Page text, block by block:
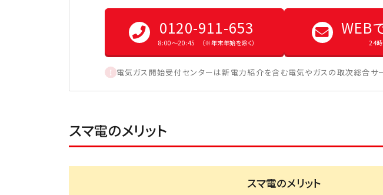
0120-911-653
8:00〜20:45 （※年末年始を除く）
WEB
24
電気ガス開始受付センターは新電力紹介を含む電気やガスの取次総合サー
スマ電のメリット
スマ電のメリット